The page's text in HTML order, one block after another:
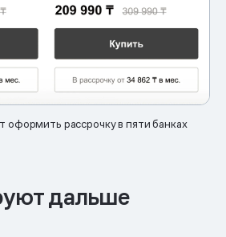
рассрочку в пяти банках
дальше